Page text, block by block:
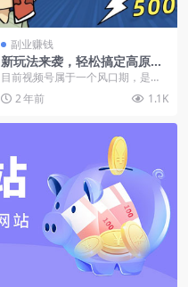
副业赚钱
新玩法来袭，轻松搞定高原创
视频，高效低压日赚500+！
目前视频号属于一个风口期，是普
通人入局的最佳时机，就像早些时
候的抖音一样，基本上...
2 年前 1.1K